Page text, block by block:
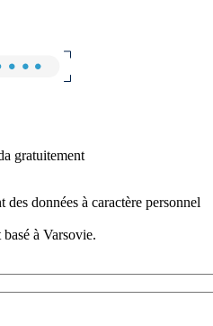
gratuitement
données à caractère personnel
à Varsovie.